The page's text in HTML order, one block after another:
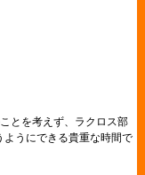
とを考えず、ラクロス部
うにできる貴重な時間で